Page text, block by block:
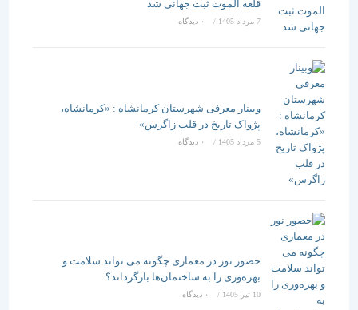
قلعه الموت ثبت جهانی شد
/ ۰ دیدگاه
وبینار معرفی شهرستان کرمانشاه : «کرمانشاه،
پژواک تاریخ در قلب زاگرس»
5 مرداد 1405 / ۰ دیدگاه
حضور نور در معماری چگونه می تواند سلامت و
بهره‌وری را به ساختمان‌ها بازگرداند؟
/ ۰ دیدگاه